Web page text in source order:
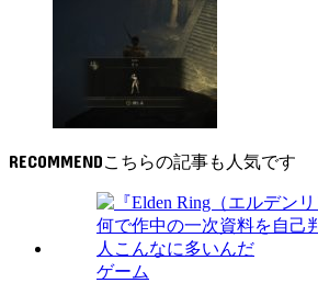
RECOMMEND
ゲーム